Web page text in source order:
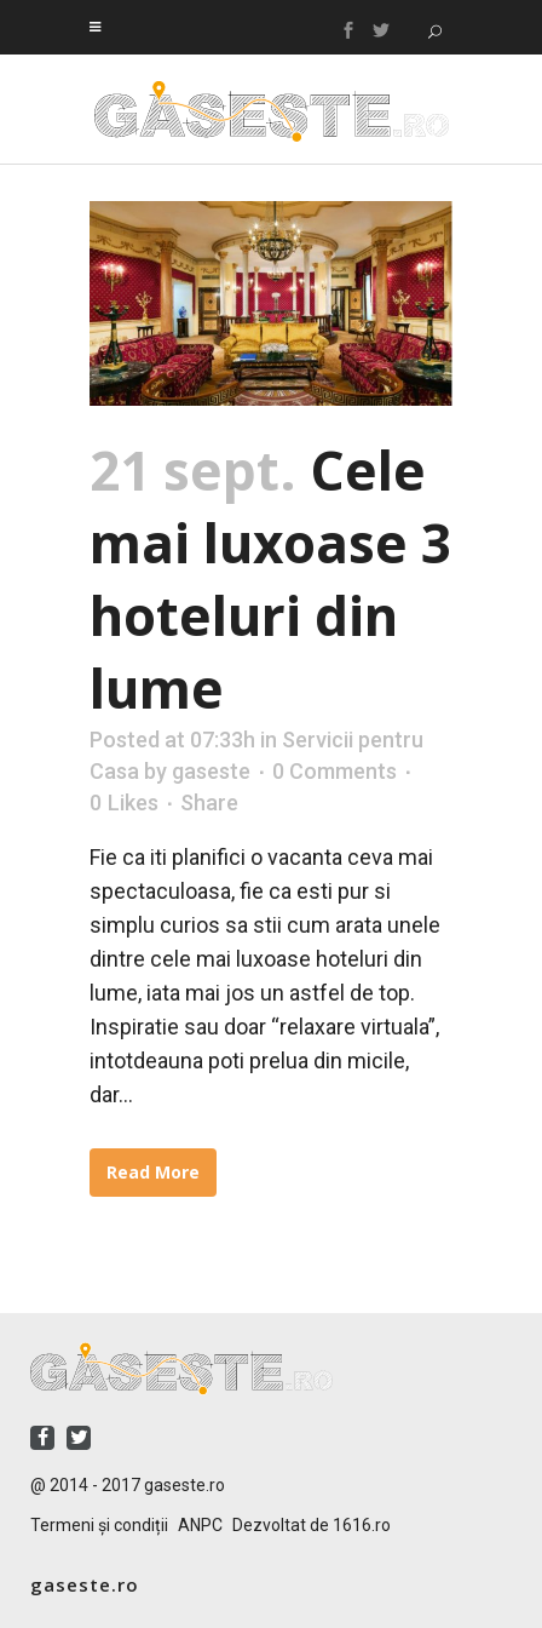
21 sept. Cele
mai luxoase 3
hoteluri din
lume
Posted at 07:33h in Servicii pentru
Casa by gaseste
0 Comments
0 Likes Share
Fie ca iti planifici o vacanta ceva mai
spectaculoasa, fie ca esti pur si
simplu curios sa stii cum arata unele
dintre cele mai luxoase hoteluri din
lume, iata mai jos un astfel de top.
Inspiratie sau doar “relaxare virtuala”,
intotdeauna poti prelua din micile,
dar...
Read More
@ 2014 - 2017 gaseste.ro
Termeni și condiții ANPC Dezvoltat de 1616.ro
gaseste.ro